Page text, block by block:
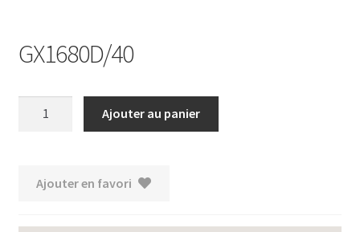
GX1680D/40
Ajouter au panier
Ajouter en favori